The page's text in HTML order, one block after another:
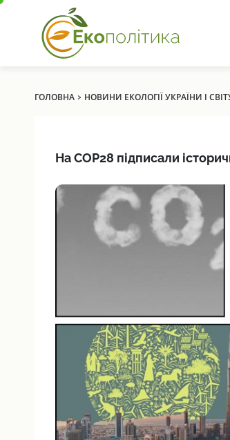
ГОЛОВНА› НОВИНИ ЕКОЛОГІЇ УКРАЇНИ І
На COP28 підписали